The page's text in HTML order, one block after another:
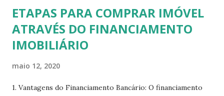
ETAPAS PARA COMPRAR IMÓVEL
ATRAVÉS DO FINANCIAMENTO
IMOBILIÁRIO
maio 12, 2020
1. Vantagens do Financiamento Bancário: O financiamento